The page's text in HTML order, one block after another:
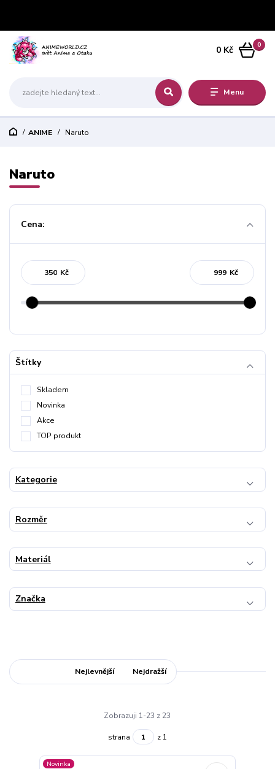
Menu
0
0 Kč
ANIME Naruto
Naruto
Cena:
Kč Kč
Štítky
Skladem
Novinka
Akce
TOP produkt
Kategorie
Rozměr
Materiál
Značka
Nejlevnější Nejdražší
Zobrazuji 1-23 z 23
strana z 1
Novinka